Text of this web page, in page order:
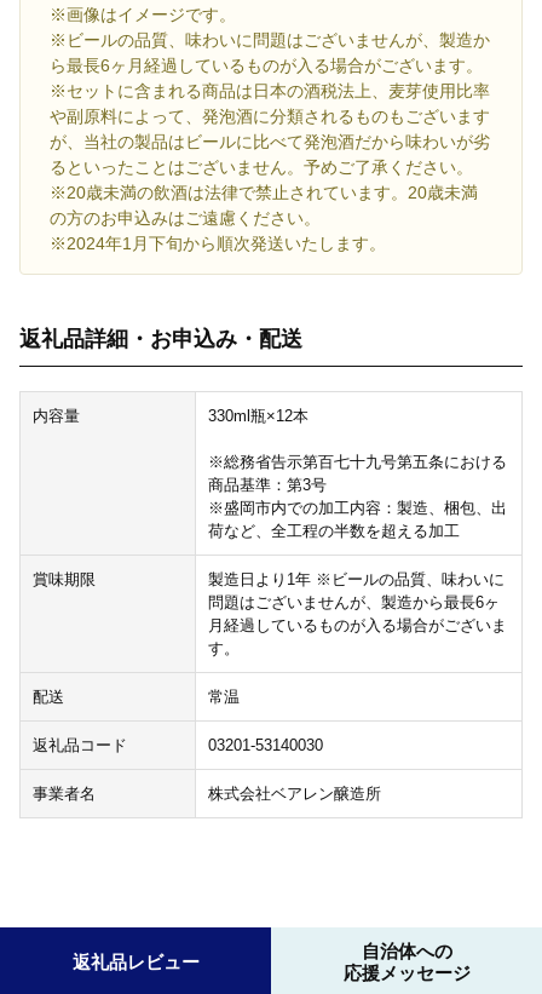
※画像はイメージです。
※ビールの品質、味わいに問題はございませんが、製造か
ら最長6ヶ月経過しているものが入る場合がございます。
※セットに含まれる商品は日本の酒税法上、麦芽使用比率
や副原料によって、発泡酒に分類されるものもございます
が、当社の製品はビールに比べて発泡酒だから味わいが劣
るといったことはございません。予めご了承ください。
※20歳未満の飲酒は法律で禁止されています。20歳未満
の方のお申込みはご遠慮ください。
※2024年1月下旬から順次発送いたします。
返礼品詳細・お申込み・配送
内容量 330ml瓶×12本
※総務省告示第百七十九号第五条における
商品基準：第3号
※盛岡市内での加工内容：製造、梱包、出
荷など、全工程の半数を超える加工
賞味期限
製造日より1年 ※ビールの品質、味わいに
問題はございませんが、製造から最長6ヶ
月経過しているものが入る場合がございま
す。
配送 常温
返礼品コード 03201-53140030
事業者名 株式会社ベアレン醸造所
返礼品レビュー
自治体への
応援メッセージ